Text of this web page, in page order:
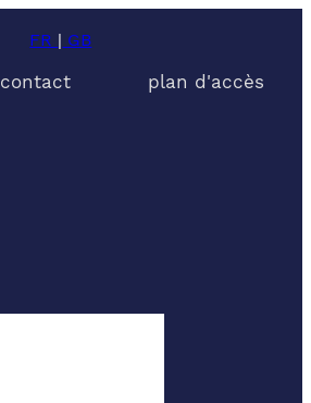
FR | GB
contact plan d'accès